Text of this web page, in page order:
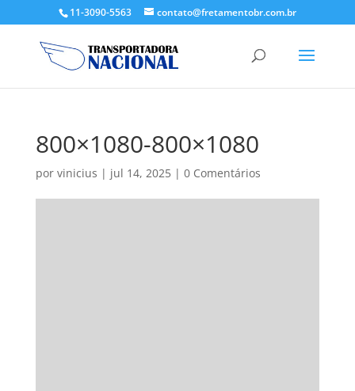
11-3090-5563 contato@fretamentobr.com.br
800×1080-800×1080
por vinicius | jul 14, 2025| 0 Comentários